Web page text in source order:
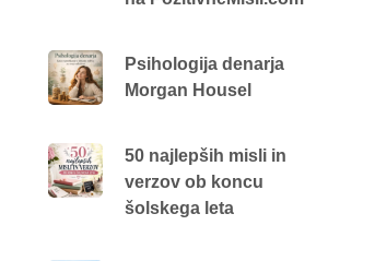
Psihologija denarja
Morgan Housel
50 najlepših misli in
verzov ob koncu
šolskega leta